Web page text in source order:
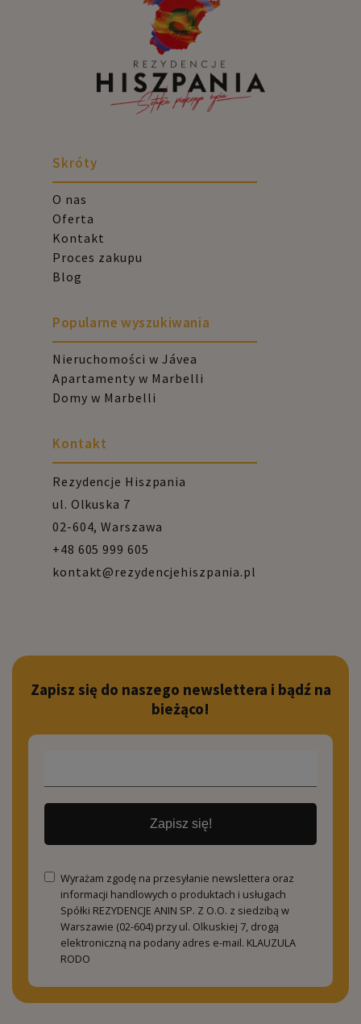
Skróty
O nas
Oferta
Kontakt
Proces zakupu
Blog
Popularne wyszukiwania
Nieruchomości w Jávea
Apartamenty w Marbelli
Domy w Marbelli
Kontakt
Rezydencje Hiszpania
ul. Olkuska 7
02-604, Warszawa
+48 605 999 605
kontakt@rezydencjehiszpania.pl
Zapisz się do naszego newslettera i bądź na
bieżąco!
Zapisz się!
Wyrażam zgodę na przesyłanie newslettera oraz
informacji handlowych o produktach i usługach
Spółki REZYDENCJE ANIN SP. Z O.O. z siedzibą w
Warszawie (02-604) przy ul. Olkuskiej 7, drogą
elektroniczną na podany adres e-mail. KLAUZULA
RODO